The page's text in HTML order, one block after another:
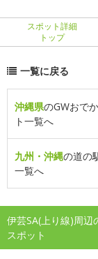
スポット詳細
トップ
一覧に戻る
沖縄県のGWおで
ト一覧へ
九州・沖縄の道の
一覧へ
伊芸SA(上り線)周辺
スポット